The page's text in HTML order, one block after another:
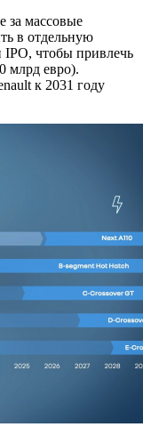
за массовые
в отдельную
чтобы привлечь
млрд евро).
к 2031 году